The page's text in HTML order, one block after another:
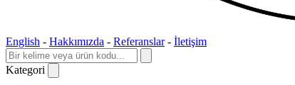
English - Hakkımızda - Referanslar - İletişim
Kategori